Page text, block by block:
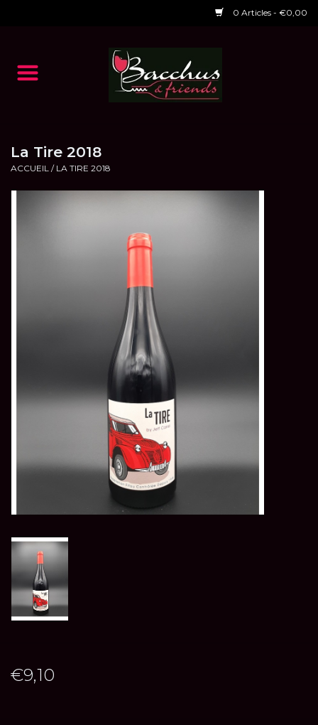
0 Articles - €0,00
Accueil
Dégustations
HORAIRES ET EVENTS 2026
OENOLOGIQUES DE
BACCHUS CLUB
LA RESERVE DE BACCHUS
La Tire 2018
ACCUEIL / LA TIRE 2018
€9,10